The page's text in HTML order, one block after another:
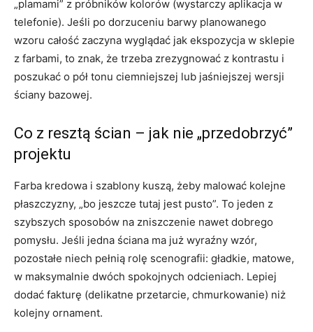
„plamami” z próbników kolorów (wystarczy aplikacja w
telefonie). Jeśli po dorzuceniu barwy planowanego
wzoru całość zaczyna wyglądać jak ekspozycja w sklepie
z farbami, to znak, że trzeba zrezygnować z kontrastu i
poszukać o pół tonu ciemniejszej lub jaśniejszej wersji
ściany bazowej.
Co z resztą ścian – jak nie „przedobrzyć”
projektu
Farba kredowa i szablony kuszą, żeby malować kolejne
płaszczyzny, „bo jeszcze tutaj jest pusto”. To jeden z
szybszych sposobów na zniszczenie nawet dobrego
pomysłu. Jeśli jedna ściana ma już wyraźny wzór,
pozostałe niech pełnią rolę scenografii: gładkie, matowe,
w maksymalnie dwóch spokojnych odcieniach. Lepiej
dodać fakturę (delikatne przetarcie, chmurkowanie) niż
kolejny ornament.